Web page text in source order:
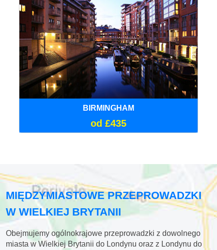
BIRMINGHAM
od £435
MIĘDZYMIASTOWE PRZEPROWADZKI
W WIELKIEJ BRYTANII
Obejmujemy ogólnokrajowe przeprowadzki z dowolnego
miasta w Wielkiej Brytanii do Londynu oraz z Londynu do